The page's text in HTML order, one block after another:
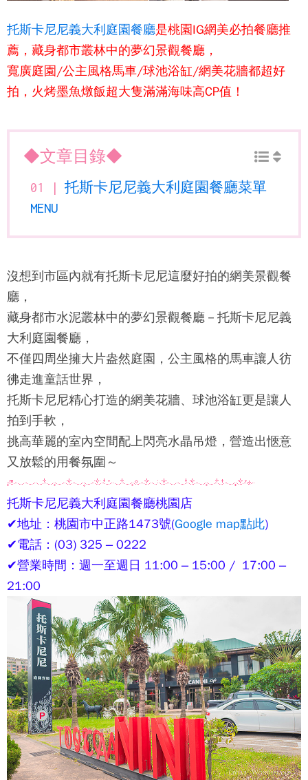
托斯卡尼尼義大利庭園餐廳是桃園IG網美必拍餐廳推
薦，藏身都市叢林中的夢幻景觀餐廳，
寬廣庭園/公主風格馬車/球池浴缸/網美花牆都超好
拍，火烤墨魚燉飯超大隻滿滿海味高CP值！
◆文章目錄◆
托斯卡尼尼義大利庭園餐廳菜單
MENU
沒想到市區內就有托斯卡尼尼這麼好拍的網美景觀餐
廳，
藏身都市水泥叢林中的夢幻景觀餐廳－ 托斯卡尼尼義
大利庭園餐廳 ，
不僅四周坐擁大片盎然庭園，公主風格的馬車讓人彷
彿走進童話世界，
托斯卡尼尼精心打造的網美花牆、球池浴缸更是讓人
拍到手軟，
挑高華麗的室內空間配上閃亮水晶吊燈，營造出愜意
又放鬆的用餐氛圍～
托斯卡尼尼義大利庭園餐廳桃園店
✔地址：桃園市中正路1473號(Google map點此)
✔電話：(03) 325 – 0222
✔營業時間：週一至週日 11:00 – 15:00 / 17:00 –
21:00